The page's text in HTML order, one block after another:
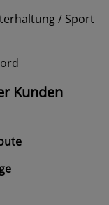
/ Sport
Kunden